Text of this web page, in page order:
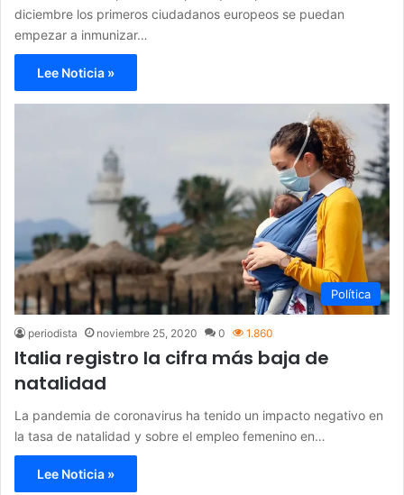
diciembre los primeros ciudadanos europeos se puedan
empezar a inmunizar…
Lee Noticia »
Política
periodista noviembre 25, 2020 0 1.860
Italia registro la cifra más baja de
natalidad
La pandemia de coronavirus ha tenido un impacto negativo en
la tasa de natalidad y sobre el empleo femenino en…
Lee Noticia »